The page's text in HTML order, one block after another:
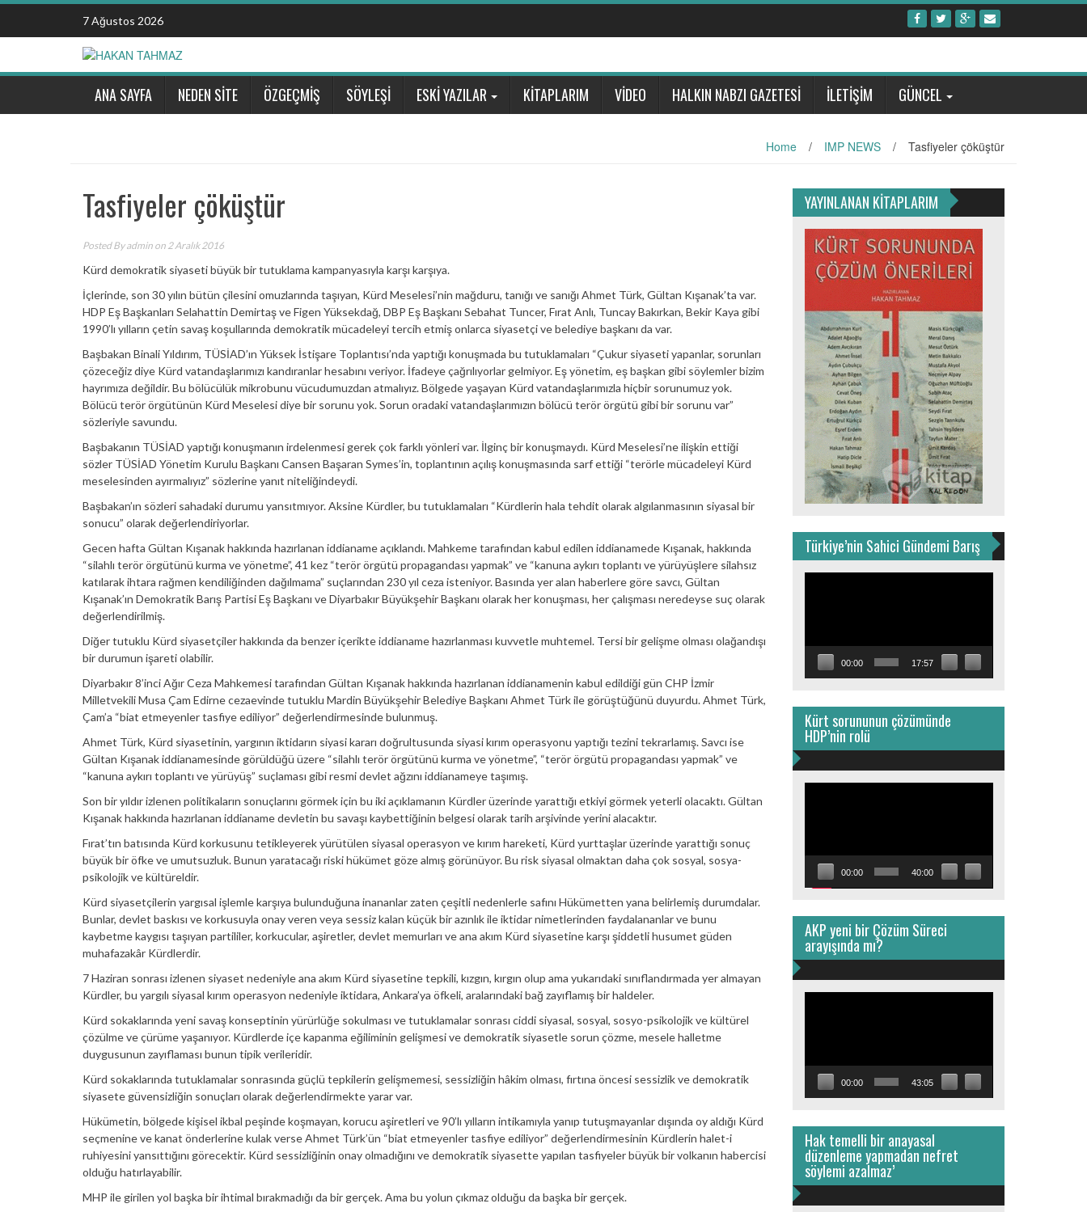
Skip
content
7 Ağustos 2026
ANA SAYFA NEDEN SİTE ÖZGEÇMİŞ SÖYLEŞİ ESKİ YAZILAR KİTAPLARIM VİDEO HALKIN NABZI GAZETESİ İLETİŞİM GÜNCEL
Home / IMP NEWS / Tasfiyeler çöküştür
Tasfiyeler çöküştür
Posted Byadmin on 2 Aralık 2016
Kürd demokratik siyaseti büyük bir tutuklama kampanyasıyla karşı karşıya.
İçlerinde, son 30 yılın bütün çilesini omuzlarında taşıyan, Kürd Meselesi’nin mağduru, tanığı ve sanığı Ahmet Türk, Gültan Kışanak’ta var.
HDP Eş Başkanları Selahattin Demirtaş ve Figen Yüksekdağ, DBP Eş Başkanı Sebahat Tuncer, Fırat Anlı, Tuncay Bakırkan, Bekir Kaya gibi
1990’lı yılların çetin savaş koşullarında demokratik mücadeleyi tercih etmiş onlarca siyasetçi ve belediye başkanı da var.
Başbakan Binali Yıldırım, TÜSİAD’ın Yüksek İstişare Toplantısı’nda yaptığı konuşmada bu tutuklamaları “Çukur siyaseti yapanlar, sorunları
çözeceğiz diye Kürd vatandaşlarımızı kandıranlar hesabını veriyor. İfadeye çağrılıyorlar gelmiyor. Eş yönetim, eş başkan gibi söylemler bizim
hayrımıza değildir. Bu bölücülük mikrobunu vücudumuzdan atmalıyız. Bölgede yaşayan Kürd vatandaşlarımızla hiçbir sorunumuz yok.
Bölücü terör örgütünün Kürd Meselesi diye bir sorunu yok. Sorun oradaki vatandaşlarımızın bölücü terör örgütü gibi bir sorunu var”
sözleriyle savundu.
Başbakanın TÜSİAD yaptığı konuşmanın irdelenmesi gerek çok farklı yönleri var. İlginç bir konuşmaydı. Kürd Meselesi’ne ilişkin ettiği
sözler TÜSİAD Yönetim Kurulu Başkanı Cansen Başaran Symes’in, toplantının açılış konuşmasında sarf ettiği “terörle mücadeleyi Kürd
meselesinden ayırmalıyız” sözlerine yanıt niteliğindeydi.
Başbakan’ın sözleri sahadaki durumu yansıtmıyor. Aksine Kürdler, bu tutuklamaları “Kürdlerin hala tehdit olarak algılanmasının siyasal bir
sonucu” olarak değerlendiriyorlar.
Gecen hafta Gültan Kışanak hakkında hazırlanan iddianame açıklandı. Mahkeme tarafından kabul edilen iddianamede Kışanak, hakkında
“silahlı terör örgütünü kurma ve yönetme”, 41 kez “terör örgütü propagandası yapmak” ve “kanuna aykırı toplantı ve yürüyüşlere silahsız
katılarak ihtara rağmen kendiliğinden dağılmama” suçlarından 230 yıl ceza isteniyor. Basında yer alan haberlere göre savcı, Gültan
Kışanak’ın Demokratik Barış Partisi Eş Başkanı ve Diyarbakır Büyükşehir Başkanı olarak her konuşması, her çalışması neredeyse suç olarak
değerlendirilmiş.
Diğer tutuklu Kürd siyasetçiler hakkında da benzer içerikte iddianame hazırlanması kuvvetle muhtemel. Tersi bir gelişme olması olağandışı
bir durumun işareti olabilir.
Diyarbakır 8’inci Ağır Ceza Mahkemesi tarafından Gültan Kışanak hakkında hazırlanan iddianamenin kabul edildiği gün CHP İzmir
Milletvekili Musa Çam Edirne cezaevinde tutuklu Mardin Büyükşehir Belediye Başkanı Ahmet Türk ile görüştüğünü duyurdu. Ahmet Türk,
Çam’a “biat etmeyenler tasfiye ediliyor” değerlendirmesinde bulunmuş.
Ahmet Türk, Kürd siyasetinin, yargının iktidarın siyasi kararı doğrultusunda siyasi kırım operasyonu yaptığı tezini tekrarlamış. Savcı ise
Gültan Kışanak iddianamesinde görüldüğü üzere “silahlı terör örgütünü kurma ve yönetme”, “terör örgütü propagandası yapmak” ve
“kanuna aykırı toplantı ve yürüyüş” suçlaması gibi resmi devlet ağzını iddianameye taşımış.
Son bir yıldır izlenen politikaların sonuçlarını görmek için bu iki açıklamanın Kürdler üzerinde yarattığı etkiyi görmek yeterli olacaktı. Gültan
Kışanak hakkında hazırlanan iddianame devletin bu savaşı kaybettiğinin belgesi olarak tarih arşivinde yerini alacaktır.
Fırat’tın batısında Kürd korkusunu tetikleyerek yürütülen siyasal operasyon ve kırım hareketi, Kürd yurttaşlar üzerinde yarattığı sonuç
büyük bir öfke ve umutsuzluk. Bunun yaratacağı riski hükümet göze almış görünüyor. Bu risk siyasal olmaktan daha çok sosyal, sosya-
psikolojik ve kültüreldir.
Kürd siyasetçilerin yargısal işlemle karşıya bulunduğuna inananlar zaten çeşitli nedenlerle safını Hükümetten yana belirlemiş durumdalar.
Bunlar, devlet baskısı ve korkusuyla onay veren veya sessiz kalan küçük bir azınlık ile iktidar nimetlerinden faydalananlar ve bunu
kaybetme kaygısı taşıyan partililer, korkucular, aşiretler, devlet memurları ve ana akım Kürd siyasetine karşı şiddetli husumet güden
muhafazakâr Kürdlerdir.
7 Haziran sonrası izlenen siyaset nedeniyle ana akım Kürd siyasetine tepkili, kızgın, kırgın olup ama yukarıdaki sınıflandırmada yer almayan
Kürdler, bu yargılı siyasal kırım operasyon nedeniyle iktidara, Ankara’ya öfkeli, aralarındaki bağ zayıflamış bir haldeler.
Kürd sokaklarında yeni savaş konseptinin yürürlüğe sokulması ve tutuklamalar sonrası ciddi siyasal, sosyal, sosyo-psikolojik ve kültürel
çözülme ve çürüme yaşanıyor. Kürdlerde içe kapanma eğiliminin gelişmesi ve demokratik siyasetle sorun çözme, mesele halletme
duygusunun zayıflaması bunun tipik verileridir.
Kürd sokaklarında tutuklamalar sonrasında güçlü tepkilerin gelişmemesi, sessizliğin hâkim olması, fırtına öncesi sessizlik ve demokratik
siyasete güvensizliğin sonuçları olarak değerlendirmekte yarar var.
Hükümetin, bölgede kişisel ikbal peşinde koşmayan, korucu aşiretleri ve 90’lı yılların intikamıyla yanıp tutuşmayanlar dışında oy aldığı Kürd
seçmenine ve kanat önderlerine kulak verse Ahmet Türk’ün “biat etmeyenler tasfiye ediliyor” değerlendirmesinin Kürdlerin halet-i
ruhiyesini yansıttığını görecektir. Kürd sessizliğinin onay olmadığını ve demokratik siyasette yapılan tasfiyeler büyük bir volkanın habercisi
olduğu hatırlayabilir.
MHP ile girilen yol başka bir ihtimal bırakmadığı da bir gerçek. Ama bu yolun çıkmaz olduğu da başka bir gerçek.
YAYINLANAN KİTAPLARIM
Türkiye’nin Sahici Gündemi Barış
00:00 17:57
Kürt sorununun çözümünde
HDP’nin rolü
00:00 40:00
AKP yeni bir Çözüm Süreci
arayışında mı?
00:00 43:05
Hak temelli bir anayasal
düzenleme yapmadan nefret
söylemi azalmaz’